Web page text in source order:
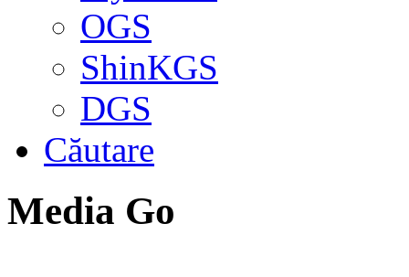
OGS
ShinKGS
DGS
Căutare
Media Go